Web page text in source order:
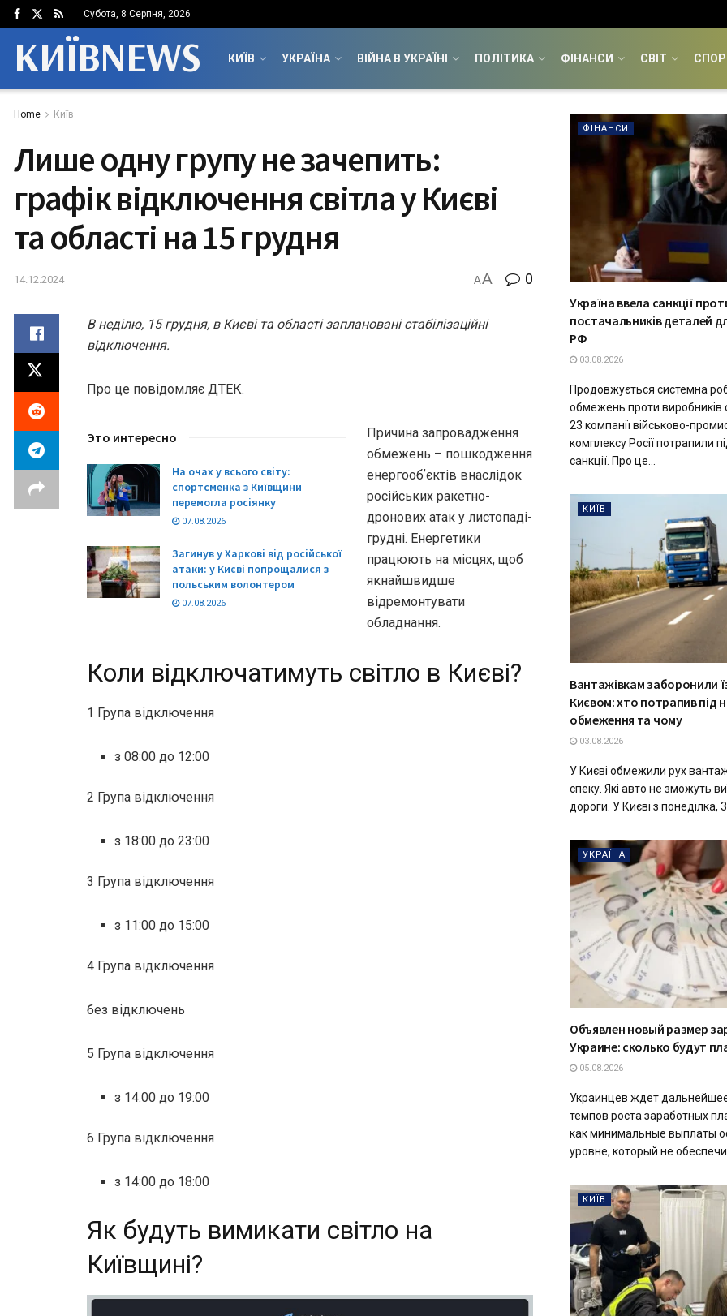
Субота, 8 Серпня, 2026
КИЇВNEWS КИЇВ УКРАЇНА ВІЙНА В УКРАЇНІ ПОЛІТИКА ФІНАНСИ СВІТ
Home Київ
Лише одну групу не зачепить:
графік відключення світла у Києві
та області на 15 грудня
14.12.2024 AA 0
В неділю, 15 грудня, в Києві та області заплановані стабілізаційні
відключення.
Про це повідомляє ДТЕК.
Это интересно
На очах у всього світу:
спортсменка з Київщини
перемогла росіянку
07.08.2026
Загинув у Харкові від російської
атаки: у Києві попрощалися з
польським волонтером
07.08.2026
Причина запровадження
обмежень – пошкодження
енергообʼєктів внаслідок
російських ракетно-
дронових атак у листопаді-
грудні. Енергетики
працюють на місцях, щоб
якнайшвидше
відремонтувати
обладнання.
Коли відключатимуть світло в Києві?
1 Група відключення
з 08:00 до 12:00
2 Група відключення
з 18:00 до 23:00
3 Група відключення
з 11:00 до 15:00
4 Група відключення
без відключень
5 Група відключення
з 14:00 до 19:00
6 Група відключення
з 14:00 до 18:00
Як будуть вимикати світло на
Київщині?
ФІНАНСИ
Україна ввела санкції
постачальників деталей
РФ
03.08.2026
Продовжується системна
обмежень проти виробників
23 компанії військово-
комплексу Росії потрапили
санкції. Про це...
КИЇВ
Вантажівкам заборонили
Києвом: хто потрапив під
обмеження та чому
03.08.2026
У Києві обмежили рух
спеку. Які авто не зможуть
дороги. У Києві з понеділка, 3
УКРАЇНА
Объявлен новый размер
Украине: сколько будут
05.08.2026
Украинцев ждет
темпов роста заработных
как минимальные выплаты
уровне, который не
КИЇВ